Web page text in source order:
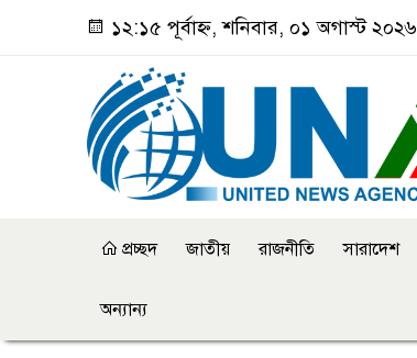
১২:১৫ পূর্বাহ্ন, শনিবার, ০১ অগাস্ট ২০২৬
প্রচ্ছদ জাতীয় রাজনীতি সারাদেশ
অন্যান্য